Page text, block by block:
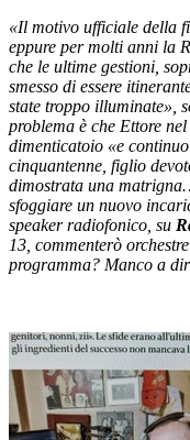
«Il motivo ufficiale della
eppure per molti anni la
che le ultime gestioni,
smesso di essere
state troppo illuminate»,
problema è che Ettore
dimenticatoio «e
cinquantenne, figlio
dimostrata una
sfoggiare un nuovo
speaker radiofonico, su
13, commenterò
programma? Manco a